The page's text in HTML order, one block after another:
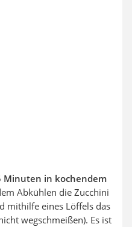
Minuten in kochendem
Abkühlen die Zucchini
mithilfe eines Löffels das
wegschmeißen). Es ist